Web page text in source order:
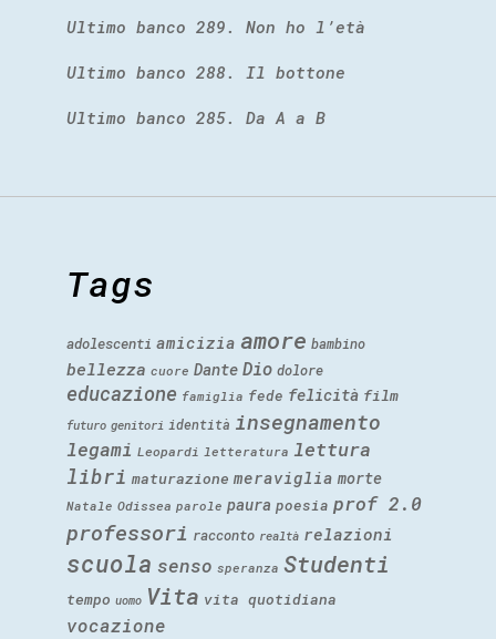
Ultimo banco 289. Non ho l’età
Ultimo banco 288. Il bottone
Ultimo banco 285. Da A a B
Tags
adolescenti amicizia amore bambino
bellezza cuore Dante Dio dolore
educazione famiglia fede felicità film
futuro genitori identità insegnamento
legami Leopardi letteratura lettura
libri maturazione meraviglia morte
Natale Odissea parole paura poesia prof 2.0
professori racconto realtà relazioni
scuola senso speranza Studenti
tempo uomo Vita vita quotidiana
vocazione